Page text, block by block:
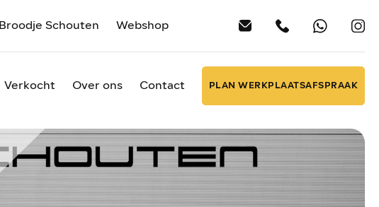
Broodje Schouten Webshop
Verkocht Over ons Contact PLAN WERKPLAATSAFSPRAAK